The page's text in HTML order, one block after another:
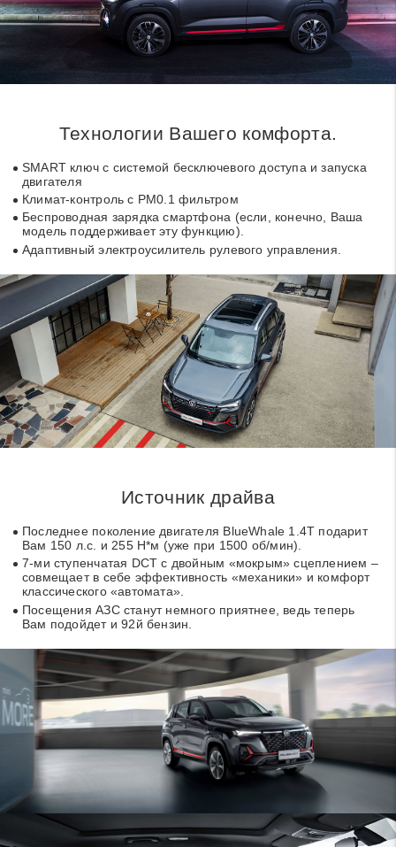
Технологии Вашего комфорта.
SMART ключ с системой бесключевого доступа и запуска
двигателя
Климат-контроль с PM0.1 фильтром
Беспроводная зарядка смартфона (если, конечно, Ваша
модель поддерживает эту функцию).
Адаптивный электроусилитель рулевого управления.
Источник драйва
Последнее поколение двигателя BlueWhale 1.4T подарит
Вам 150 л.с. и 255 Н*м (уже при 1500 об/мин).
7-ми ступенчатая DCT с двойным «мокрым» сцеплением –
совмещает в себе эффективность «механики» и комфорт
классического «автомата».
Посещения АЗС станут немного приятнее, ведь теперь
Вам подойдет и 92й бензин.